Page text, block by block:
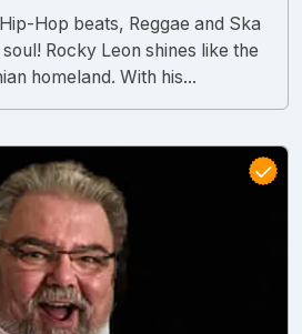
Hop beats, Reggae and Ska
Rocky Leon shines like the
homeland. With his...